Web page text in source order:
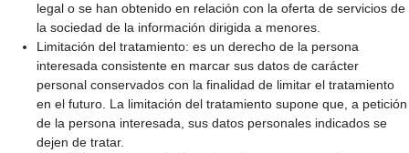
legal o se han obtenido en relación con la oferta de servicios de
la sociedad de la información dirigida a menores.
Limitación del tratamiento: es un derecho de la persona
interesada consistente en marcar sus datos de carácter
personal conservados con la finalidad de limitar el tratamiento
en el futuro. La limitación del tratamiento supone que, a petición
de la persona interesada, sus datos personales indicados se
dejen de tratar.